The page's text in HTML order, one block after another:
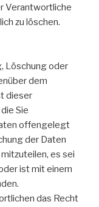
Verantwortliche
zu löschen.
Löschung oder
dem
dieser
Sie
offengelegt
der Daten
es sei
ist mit einem
das Recht